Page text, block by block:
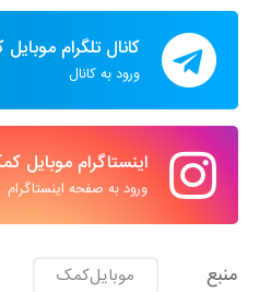
کانال تلگرام
ورود به کانال
اینستاگرام موبایل
ورود به صفحه اینستاگرام
منبع موبایل‌کمک